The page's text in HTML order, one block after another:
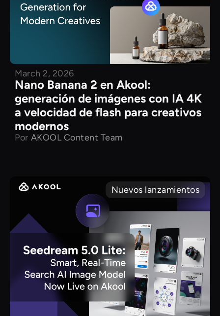
March 2, 2026
Nano Banana 2 en Akool:
generación de imágenes con IA 4K
a velocidad de flash para creativos
modernos
Por AKOOL Content Team
Nuevos lanzamientos